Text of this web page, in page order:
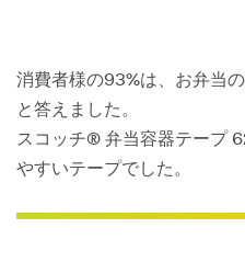
消費者様の93%は、お弁当
と答えました。
スコッチ® 弁当容器テープ
やすいテープでした。